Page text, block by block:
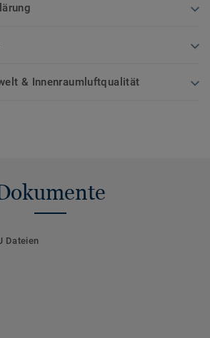
& Innenraumluftqualität
Dateien